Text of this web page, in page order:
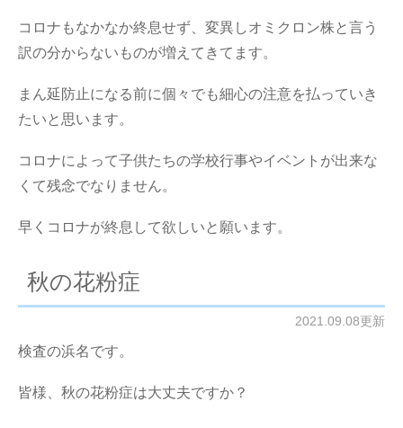
コロナもなかなか終息せず、変異しオミクロン株と言う
訳の分からないものが増えてきてます。
まん延防止になる前に個々でも細心の注意を払っていき
たいと思います。
コロナによって子供たちの学校行事やイベントが出来な
くて残念でなりません。
早くコロナが終息して欲しいと願います。
秋の花粉症
2021.09.08更新
検査の浜名です。
皆様、秋の花粉症は大丈夫ですか？